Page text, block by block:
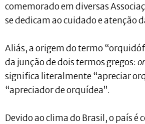
comemorado em diversas
se dedicam ao cuidado e atenção
Aliás, a origem do termo
da junção de dois termos gregos:
significa literalmente “apreciar
“apreciador de orquídea”.
Devido ao clima do Brasil, o país é